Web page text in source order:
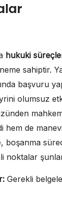
hukuki
sahiptir.
başvuru
olumsuz
hem de
boşanma
noktalar
Gerekli